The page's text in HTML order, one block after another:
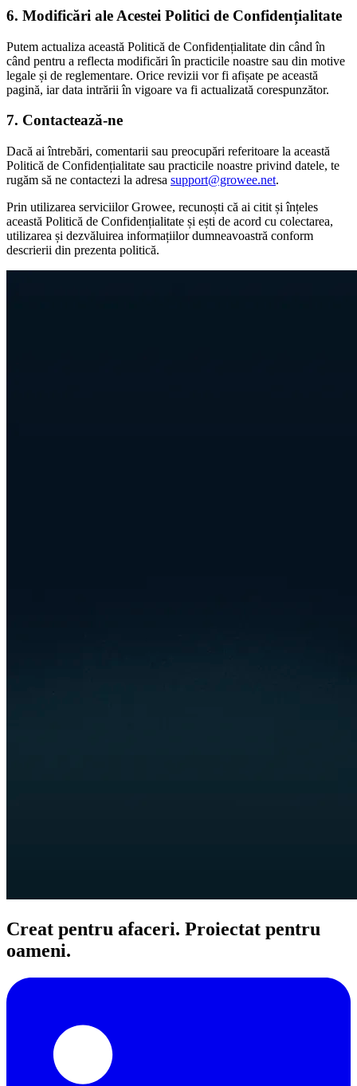
6. Modificări ale Acestei Politici de Confidențialitate
Putem actualiza această Politică de Confidențialitate din când în
când pentru a reflecta modificări în practicile noastre sau din motive
legale și de reglementare. Orice revizii vor fi afișate pe această
pagină, iar data intrării în vigoare va fi actualizată corespunzător.
7. Contactează-ne
Dacă ai întrebări, comentarii sau preocupări referitoare la această
Politică de Confidențialitate sau practicile noastre privind datele, te
rugăm să ne contactezi la adresa support@growee.net.
Prin utilizarea serviciilor Growee, recunoști că ai citit și înțeles
această Politică de Confidențialitate și ești de acord cu colectarea,
utilizarea și dezvăluirea informațiilor dumneavoastră conform
descrierii din prezenta politică.
Creat pentru afaceri. Proiectat pentru
oameni.